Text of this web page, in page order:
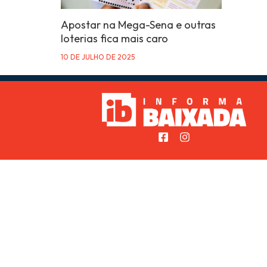
Apostar na Mega-Sena e outras
loterias fica mais caro
10 DE JULHO DE 2025